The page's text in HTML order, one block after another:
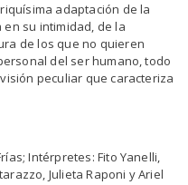
adaptación de la
su intimidad, de la
de los que no quieren
del ser humano, todo
peculiar que caracteriza
Intérpretes: Fito Yanelli,
Julieta Raponi y Ariel